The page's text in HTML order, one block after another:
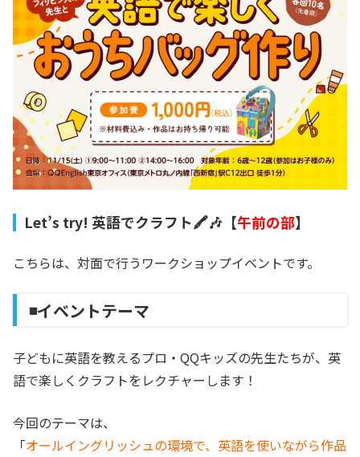
Let’s try! 英語でクラフト🖍️🎶【午前の部】
こちらは、対面で行うワークショップイベントです。
◾️イベントテーマ
子どもに英語を教えるプロ・QQキッズの先生たちが、英
語で楽しくクラフトをレクチャーします！
今回のテーマは、
「オールイングリッシュの環境で、英語を使いながら作品